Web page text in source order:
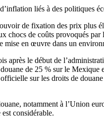
liés à des politiques
de fixation des prix plus
chocs de coûts provoqués
en œuvre dans un
après le début de
de 25 % sur le
sur les droits de
notamment à l’Union
considérable.